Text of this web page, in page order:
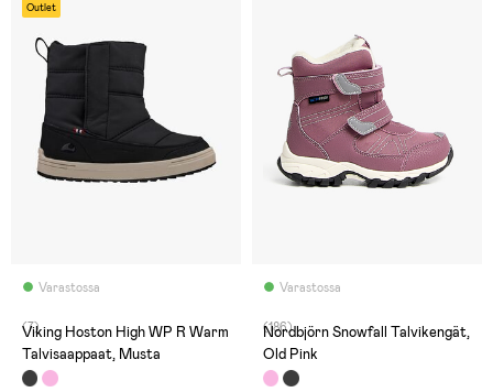
Outlet
Varastossa
(7)
Viking Hoston High WP R Warm
Talvisaappaat, Musta
Varastossa
(186)
Nordbjörn Snowfall Talvikengät,
Old Pink